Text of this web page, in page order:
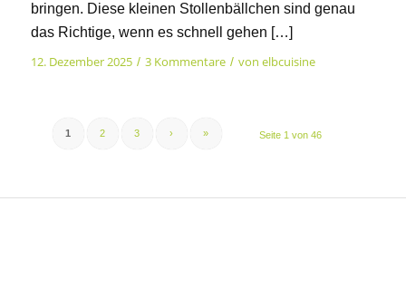
bringen. Diese kleinen Stollenbällchen sind genau
das Richtige, wenn es schnell gehen […]
12. Dezember 2025 / 3 Kommentare / von elbcuisine
Seite 1 von 46
1 2 3 › »